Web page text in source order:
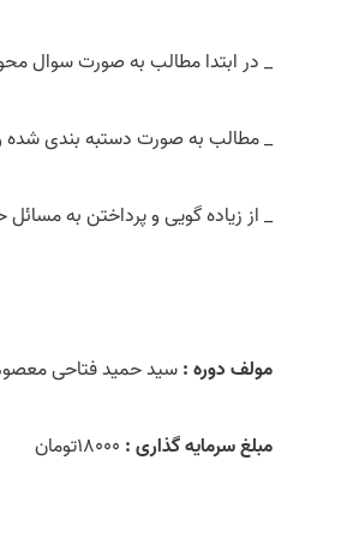
_ در ابتدا مطالب به صورت سوال
_ مطالب به صورت دستبه بندی
_ از زیاده گویی و پرداختن به
مولف دوره :سید حمید فتاحی
مبلغ سرمایه گذاری :